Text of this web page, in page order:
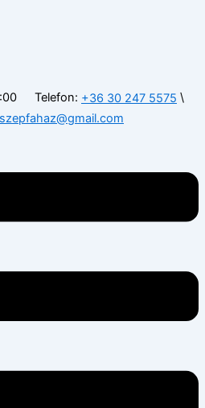
Telefon: +36 30 247 5575 \
szepfahaz@gmail.com